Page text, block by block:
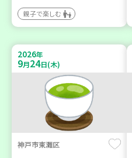
親子で楽しむ
2026年
9月24日(木)
神戸市東灘区